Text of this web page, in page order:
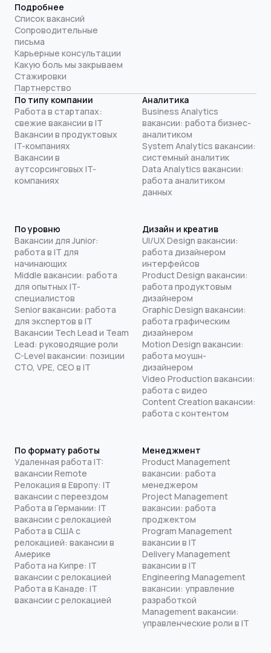
Подробнее
Список вакансий
Сопроводительные
письма
Карьерные консультации
Какую боль мы закрываем
Стажировки
Партнерство
По типу компании
Работа в стартапах:
свежие вакансии в IT
Вакансии в продуктовых
IT-компаниях
Вакансии в
аутсорсинговых IT-
компаниях
Аналитика
Business Analytics
вакансии: работа бизнес-
аналитиком
System Analytics вакансии:
системный аналитик
Data Analytics вакансии:
работа аналитиком
данных
По уровню
Вакансии для Junior:
работа в IT для
начинающих
Middle вакансии: работа
для опытных IT-
специалистов
Senior вакансии: работа
для экспертов в IT
Вакансии Tech Lead и Team
Lead: руководящие роли
C-Level вакансии: позиции
CTO, VPE, CEO в IT
Дизайн и креатив
UI/UX Design вакансии:
работа дизайнером
интерфейсов
Product Design вакансии:
работа продуктовым
дизайнером
Graphic Design вакансии:
работа графическим
дизайнером
Motion Design вакансии:
работа моушн-
дизайнером
Video Production вакансии:
работа с видео
Content Creation вакансии:
работа с контентом
По формату работы
Удаленная работа IT:
вакансии Remote
Релокация в Европу: IT
вакансии с переездом
Работа в Германии: IT
вакансии с релокацией
Работа в США с
релокацией: вакансии в
Америке
Работа на Кипре: IT
вакансии с релокацией
Работа в Канаде: IT
вакансии с релокацией
Менеджмент
Product Management
вакансии: работа
менеджером
Project Management
вакансии: работа
проджектом
Program Management
вакансии в IT
Delivery Management
вакансии в IT
Engineering Management
вакансии: управление
разработкой
Management вакансии:
управленческие роли в IT